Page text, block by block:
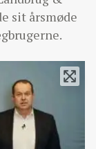
sit årsmøde